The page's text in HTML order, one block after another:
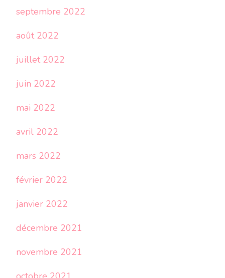
septembre 2022
août 2022
juillet 2022
juin 2022
mai 2022
avril 2022
mars 2022
février 2022
janvier 2022
décembre 2021
novembre 2021